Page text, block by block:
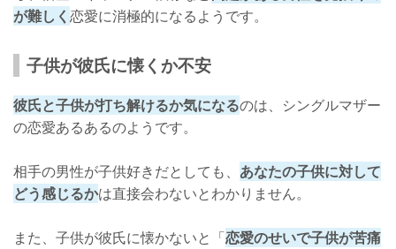
が難しく 恋愛に消極的になるようです。
子供が彼氏に懐くか不安
彼氏と子供が打ち解けるか気になるのは、シングルマザー
の恋愛あるあるのようです。
相手の男性が子供好きだとしても、 あなたの子供に対して
どう感じるかは直接会わないとわかりません。
また、子供が彼氏に懐かないと「恋愛のせいで子供が苦痛